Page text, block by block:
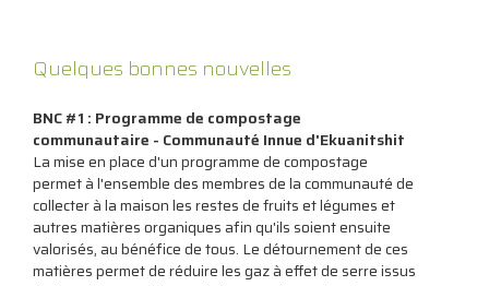
Quelques bonnes nouvelles
BNC #1 : Programme de compostage
communautaire - Communauté Innue d'Ekuanitshit
La mise en place d'un programme de compostage
permet à l'ensemble des membres de la communauté de
collecter à la maison les restes de fruits et légumes et
autres matières organiques afin qu'ils soient ensuite
valorisés, au bénéfice de tous. Le détournement de ces
matières permet de réduire les gaz à effet de serre issus